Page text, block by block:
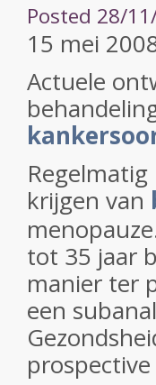
Posted 28/
15 mei
Actuele
krijgen van
tot 35 jaar
manier ter
een